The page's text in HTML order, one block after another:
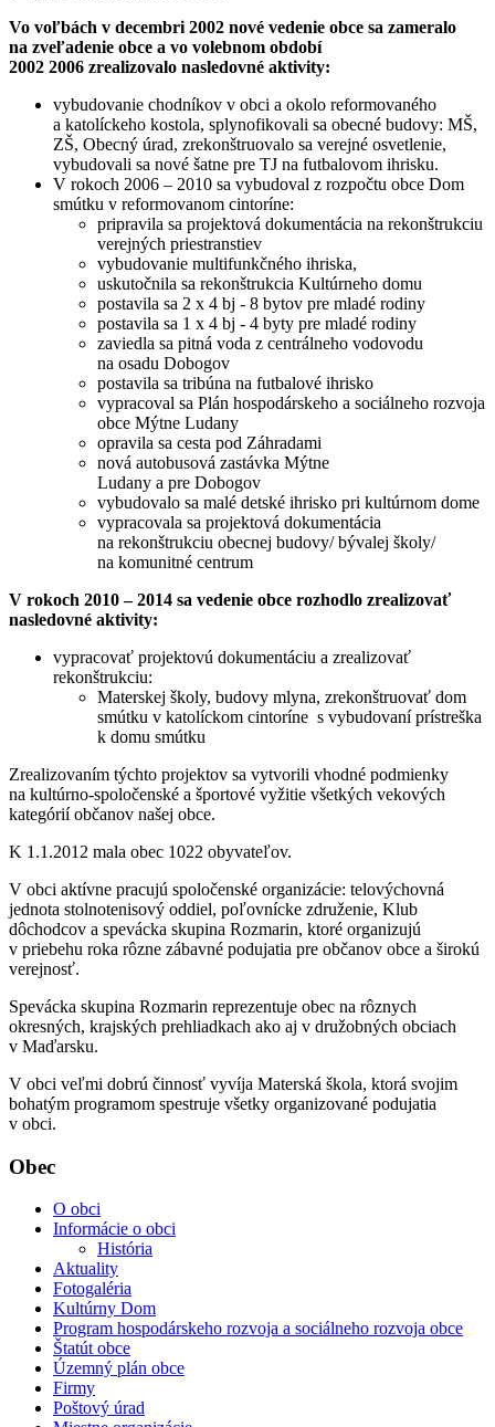
Vo voľbách v decembri 2002 nové vedenie obce sa zameralo
na zveľadenie obce a vo volebnom období
2002 2006 zrealizovalo nasledovné aktivity:
vybudovanie chodníkov v obci a okolo reformovaného
a katolíckeho kostola, splynofikovali sa obecné budovy: MŠ,
ZŠ, Obecný úrad, zrekonštruovalo sa verejné osvetlenie,
vybudovali sa nové šatne pre TJ na futbalovom ihrisku.
V rokoch 2006 – 2010 sa vybudoval z rozpočtu obce Dom
smútku v reformovanom cintoríne:
pripravila sa projektová dokumentácia na rekonštrukciu
verejných priestranstiev
vybudovanie multifunkčného ihriska,
uskutočnila sa rekonštrukcia Kultúrneho domu
postavila sa 2 x 4 bj - 8 bytov pre mladé rodiny
postavila sa 1 x 4 bj - 4 byty pre mladé rodiny
zaviedla sa pitná voda z centrálneho vodovodu
na osadu Dobogov
postavila sa tribúna na futbalové ihrisko
vypracoval sa Plán hospodárskeho a sociálneho rozvoja
obce Mýtne Ludany
opravila sa cesta pod Záhradami
nová autobusová zastávka Mýtne
Ludany a pre Dobogov
vybudovalo sa malé detské ihrisko pri kultúrnom dome
vypracovala sa projektová dokumentácia
na rekonštrukciu obecnej budovy/ bývalej školy/
na komunitné centrum
V rokoch 2010 – 2014 sa vedenie obce rozhodlo zrealizovať
nasledovné aktivity:
vypracovať projektovú dokumentáciu a zrealizovať
rekonštrukciu:
Materskej školy, budovy mlyna, zrekonštruovať dom
smútku v katolíckom cintoríne s vybudovaní prístreška
k domu smútku
Zrealizovaním týchto projektov sa vytvorili vhodné podmienky
na kultúrno-spoločenské a športové vyžitie všetkých vekových
kategórií občanov našej obce.
K 1.1.2012 mala obec 1022 obyvateľov.
V obci aktívne pracujú spoločenské organizácie: telovýchovná
jednota stolnotenisový oddiel, poľovnícke združenie, Klub
dôchodcov a spevácka skupina Rozmarin, ktoré organizujú
v priebehu roka rôzne zábavné podujatia pre občanov obce a širokú
verejnosť.
Spevácka skupina Rozmarin reprezentuje obec na rôznych
okresných, krajských prehliadkach ako aj v družobných obciach
v Maďarsku.
V obci veľmi dobrú činnosť vyvíja Materská škola, ktorá svojim
bohatým programom spestruje všetky organizované podujatia
v obci.
Obec
O obci
Informácie o obci
História
Aktuality
Fotogaléria
Kultúrny Dom
Program hospodárskeho rozvoja a sociálneho rozvoja obce
Štatút obce
Územný plán obce
Firmy
Poštový úrad